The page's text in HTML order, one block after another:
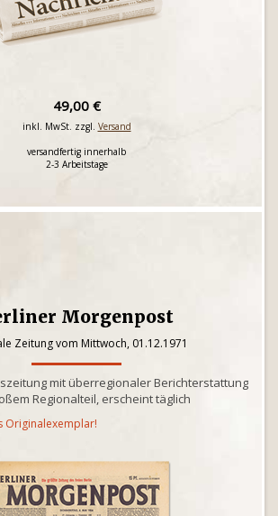
49,00 €
inkl. MwSt. zzgl. Versand
versandfertig innerhalb
2-3 Arbeitstage
Morgenpost
Zeitung vom Mittwoch, 01.12.1971
mit überregionaler Berichterstattung
Regionalteil, erscheint täglich
Originalexemplar!